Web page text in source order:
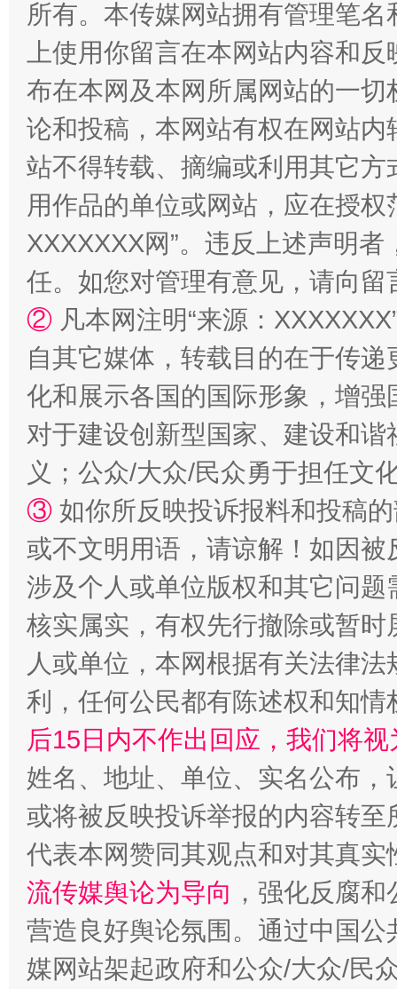
国家大学科技园优化重塑工作
扯下公款旅游的“隐身衣” 如何以
“蜀中异人”王建安的艺术幻境
完善运行机制助力责任有效落实 一纸欠
东山县通报“牛蛙产品抗生素超标问题” 法
所有。本传媒网站拥有管理笔
上使用你留言在本网站内容和
布在本网及本网所属网站的一
论和投稿，本网站有权在网站
站不得转载、摘编或利用其它
用作品的单位或网站，应在授
XXXXXXX网”。违反上述声明
任。如您对管理有意见，请向
② 凡本网注明“来源：
自其它媒体，转载目的在于传
化和展示各国的国际形象，增
对于建设创新型国家、建设和
义；公众/大众/民众勇于担任文
③ 如你所反映投诉报料和投稿
或不文明用语，请谅解！如因
涉及个人或单位版权和其它问题
核实属实，有权先行撤除或暂
人或单位，本网根据有关法律
利，任何公民都有陈述权和知情
后15日内不作出回应，我们将
姓名、地址、单位、实名公布
或将被反映投诉举报的内容转
代表本网赞同其观点和对其真实
流传媒舆论为导向 ，强化反腐
营造良好舆论氛围。通过中国
媒网站架起政府和公众/大众/民